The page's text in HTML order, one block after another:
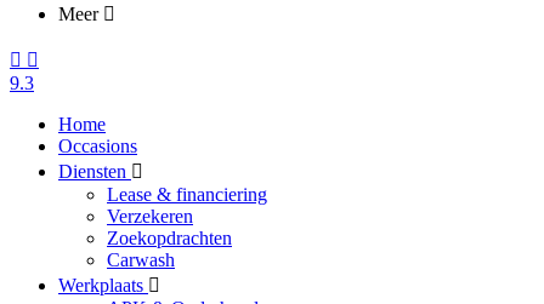
Meer
9.3
Home
Occasions
Diensten
Lease & financiering
Verzekeren
Zoekopdrachten
Carwash
Werkplaats